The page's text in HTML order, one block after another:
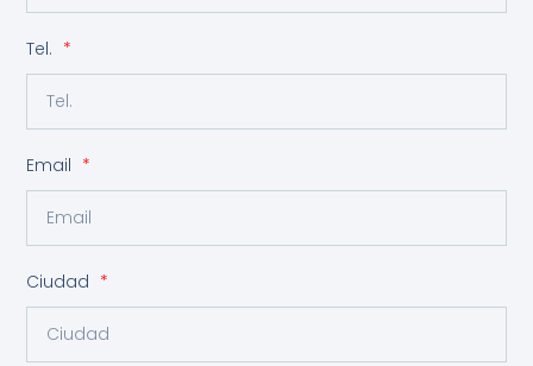
Tel.
Email
Ciudad